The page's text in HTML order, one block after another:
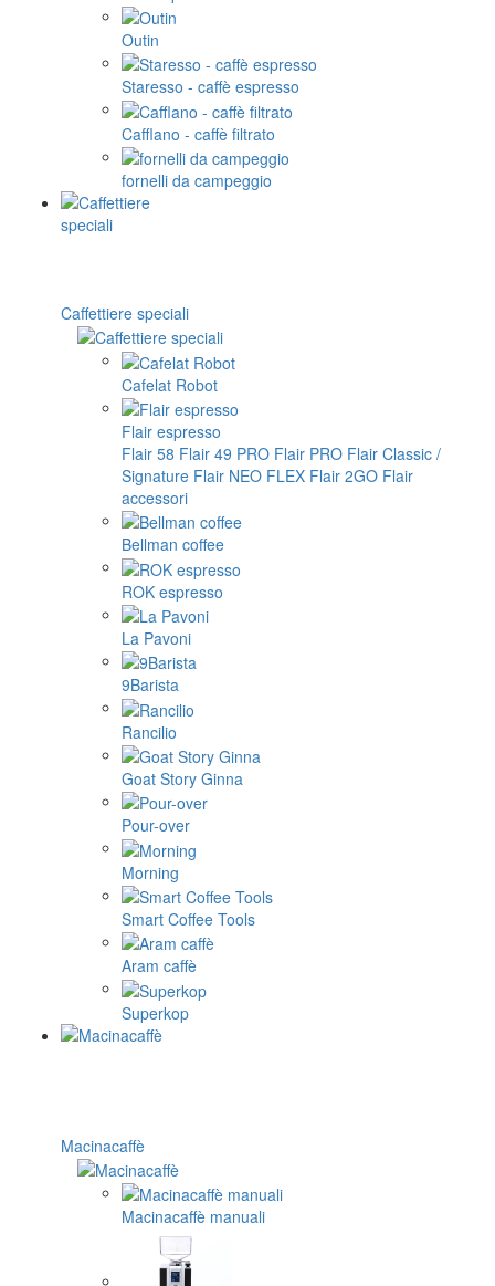
Outin
Staresso - caffè espresso
Cafflano - caffè filtrato
fornelli da campeggio
Caffettiere speciali
Cafelat Robot
Flair espresso
Flair 58 Flair 49 PRO Flair PRO Flair Classic /
Signature Flair NEO FLEX Flair 2GO Flair
accessori
Bellman coffee
ROK espresso
La Pavoni
9Barista
Rancilio
Goat Story Ginna
Pour-over
Morning
Smart Coffee Tools
Aram caffè
Superkop
Macinacaffè
Macinacaffè manuali